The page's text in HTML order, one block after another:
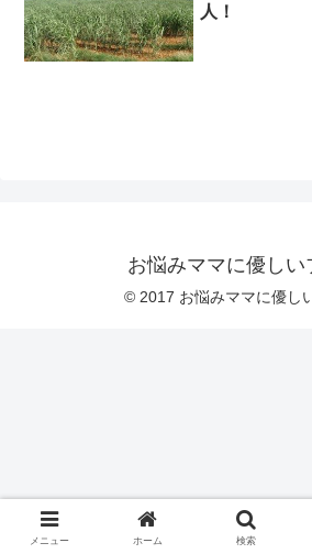
人！
お悩みママに優しい
© 2017 お悩みママに優し
メニュー ホーム 検索